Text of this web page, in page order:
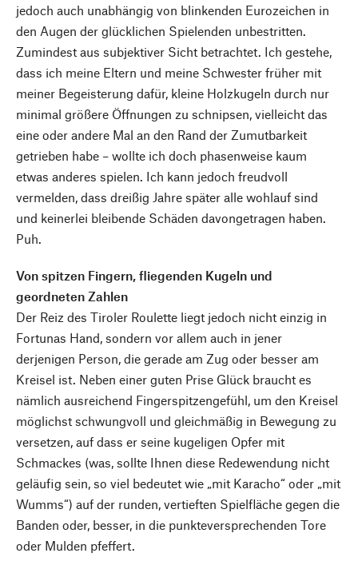
jedoch auch unabhängig von blinkenden Eurozeichen in
den Augen der glücklichen Spielenden unbestritten.
Zumindest aus subjektiver Sicht betrachtet. Ich gestehe,
dass ich meine Eltern und meine Schwester früher mit
meiner Begeisterung dafür, kleine Holzkugeln durch nur
minimal größere Öffnungen zu schnipsen, vielleicht das
eine oder andere Mal an den Rand der Zumutbarkeit
getrieben habe – wollte ich doch phasenweise kaum
etwas anderes spielen. Ich kann jedoch freudvoll
vermelden, dass dreißig Jahre später alle wohlauf sind
und keinerlei bleibende Schäden davongetragen haben.
Puh.
Von spitzen Fingern, fliegenden Kugeln und
geordneten Zahlen
Der Reiz des Tiroler Roulette liegt jedoch nicht einzig in
Fortunas Hand, sondern vor allem auch in jener
derjenigen Person, die gerade am Zug oder besser am
Kreisel ist. Neben einer guten Prise Glück braucht es
nämlich ausreichend Fingerspitzengefühl, um den Kreisel
möglichst schwungvoll und gleichmäßig in Bewegung zu
versetzen, auf dass er seine kugeligen Opfer mit
Schmackes (was, sollte Ihnen diese Redewendung nicht
geläufig sein, so viel bedeutet wie „mit Karacho“ oder „mit
Wumms“) auf der runden, vertieften Spielfläche gegen die
Banden oder, besser, in die punkteversprechenden Tore
oder Mulden pfeffert.